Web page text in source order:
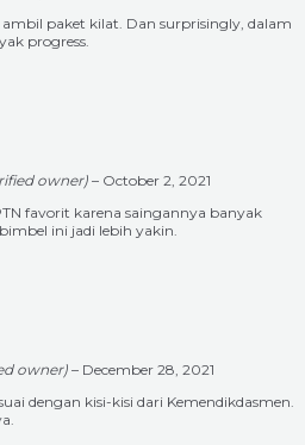
paket kilat. Dan surprisingly, dalam
progress.
owner)– October 2, 2021
favorit karena saingannya banyak
ini jadi lebih yakin.
owner)– December 28, 2021
dengan kisi-kisi dari Kemendikdasmen.